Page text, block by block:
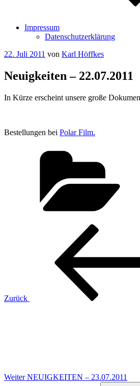
Impressum
Datenschutzerklärung
Veröffentlicht
22. Juli 2011 von Karl Höffkes
Neuigkeiten – 22.07.2011
In Kürze erscheint unsere große
Bestellungen bei Polar Film.
Beitragsnavigation
Zurück
Weiter NEUIGKEITEN – 23.07.2011